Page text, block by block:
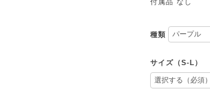
付属品 なし
種類
サイズ（S-L）